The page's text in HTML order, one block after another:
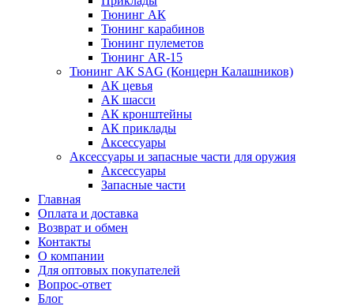
Тюнинг АК
Тюнинг карабинов
Тюнинг пулеметов
Тюнинг AR-15
Тюнинг АК SAG (Концерн Калашников)
АК цевья
АК шасси
АК кронштейны
АК приклады
Аксессуары
Аксессуары и запасные части для оружия
Аксессуары
Запасные части
Главная
Оплата и доставка
Возврат и обмен
Контакты
О компании
Для оптовых покупателей
Вопрос-ответ
Блог